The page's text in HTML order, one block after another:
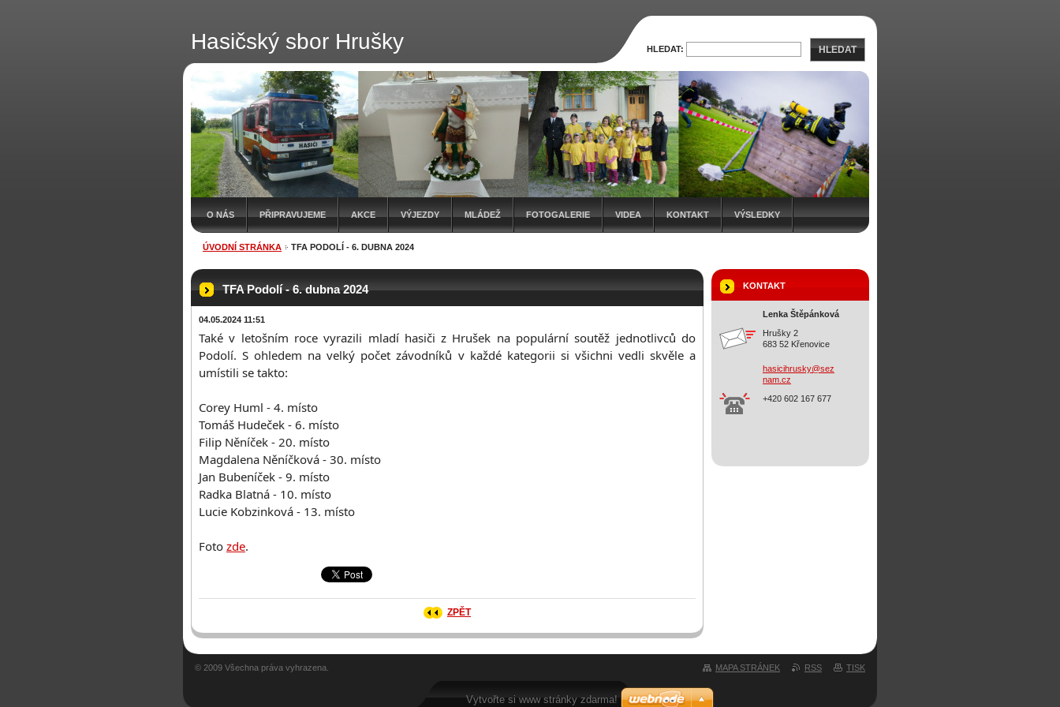
Hasičský sbor Hrušky
O NÁS PŘIPRAVUJEME AKCE VÝJEZDY MLÁDEŽ FOTOGALERIE VIDEA KONTAKT VÝSLEDKY
ÚVODNÍ STRÁNKA TFA PODOLÍ - 6. DUBNA 2024
TFA Podolí - 6. dubna 2024
04.05.2024 11:51
Také v letošním roce vyrazili mladí hasiči z Hrušek na populární soutěž jednotlivců do
Podolí. S ohledem na velký počet závodníků v každé kategorii si všichni vedli skvěle a
umístili se takto:
Corey Huml - 4. místo
Tomáš Hudeček - 6. místo
Filip Něníček - 20. místo
Magdalena Něníčková - 30. místo
Jan Bubeníček - 9. místo
Radka Blatná - 10. místo
Lucie Kobzinková - 13. místo
Foto zde.
ZPĚT
KONTAKT
Lenka Štěpánková
Hrušky 2
683 52 Křenovice
hasicihrusky@sez
nam.cz
+420 602 167 677
HLEDAT: HLEDAT
MAPA STRÁNEK RSS TISK
© 2009 Všechna práva vyhrazena.
Vytvořte si www stránky zdarma!